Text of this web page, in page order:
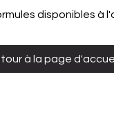
disponibles à
à la page